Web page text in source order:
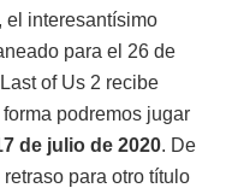
el interesantísimo
para el 26 de
of Us 2 recibe
podremos jugar
de julio de 2020. De
para otro título